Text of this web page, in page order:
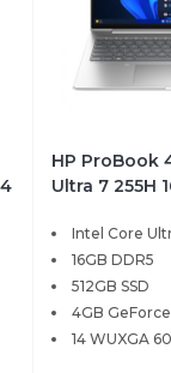
HP ProBook
Ultra 7 255H
Windows 11
Intel Core
16GB DDR5
512GB SSD
4GB
14 WUXGA